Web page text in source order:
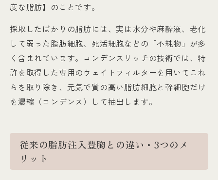
度な脂肪】のことです。
採取したばかりの脂肪には、実は水分や麻酔液、老化
して弱った脂肪細胞、死活細胞などの「不純物」が多
く含まれています。コンデンスリッチの技術では、特
許を取得した専用のウェイトフィルターを用いてこれ
らを取り除き、元気で質の高い脂肪細胞と幹細胞だけ
を濃縮（コンデンス）して抽出します。
従来の脂肪注入豊胸との違い・3つのメ
リット